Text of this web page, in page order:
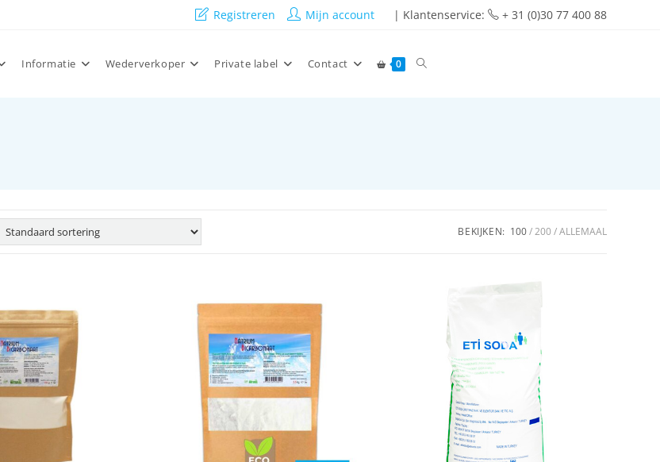
Registreren Mijn account | Klantenservice: + 31 (0)30 77 400 88
Informatie Wederverkoper Private label Contact 0
BEKIJKEN: 100 200 ALLEMAAL